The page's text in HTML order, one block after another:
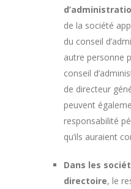
de la société
du conseil
autre personne
conseil
de directeur
peuvent
responsabilité
qu’ils auraient
Dans les
directoire, le